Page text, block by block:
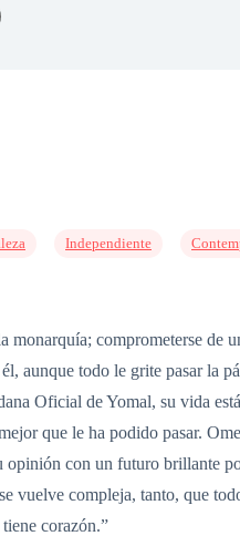
Independiente
monarquía; comprometerse de
aunque todo le grite pasar la
Oficial de Yomal, su vida
que le ha podido pasar.
opinión con un futuro brillante
vuelve compleja, tanto, que
corazón.”